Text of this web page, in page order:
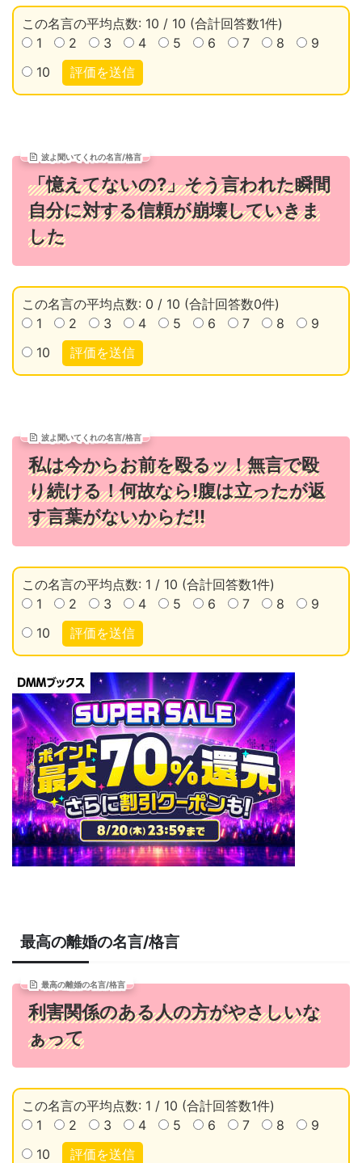
この名言の平均点数: 10 / 10 (合計回答数1件)
1
2 3 4 5 6 7 8
9
10
評価を送信
波よ聞いてくれの名言/格言
「憶えてないの?」そう言われた瞬間
自分に対する信頼が崩壊していきま
した
この名言の平均点数: 0 / 10 (合計回答数0件)
1
2 3 4 5 6 7 8
9
10
評価を送信
波よ聞いてくれの名言/格言
私は今からお前を殴るッ！無言で殴
り続ける！何故なら!腹は立ったが返
す言葉がないからだ!!
この名言の平均点数: 1 / 10 (合計回答数1件)
1
2 3 4 5 6 7 8
9
10
評価を送信
最高の離婚の名言/格言
最高の離婚の名言/格言
利害関係のある人の方がやさしいな
ぁって
この名言の平均点数: 1 / 10 (合計回答数1件)
1
2 3 4 5 6 7 8
9
10
評価を送信